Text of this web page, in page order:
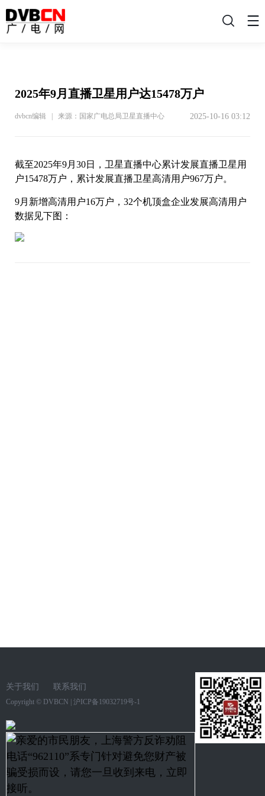
搜
2025年9月直播卫星用户达15478万户
dvbcn编辑 | 来源：国家广电总局卫星直播中心 2025-10-16 03:12
截至2025年9月30日，卫星直播中心累计发展直播卫星用
户15478万户，累计发展直播卫星高清用户967万户。
9月新增高清用户16万户，32个机顶盒企业发展高清用户
数据见下图：
关于我们 联系我们
Copyright © DVBCN | 沪ICP备19032719号-1